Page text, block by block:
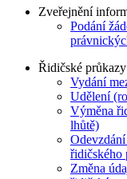
Zveřejnění
Podání
Řidičské průkazy
Vydání
Udělení
Výměna
lhůtě)
řidičského
Změna